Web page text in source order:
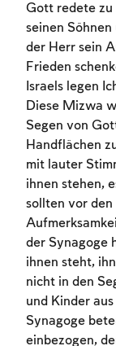
Gott redete zu
seinen Söhnen
der Herr sein
Frieden
Israels legen
Diese Mizwa
Segen von
Handflächen
mit lauter
ihnen stehen,
sollten vor
der Synagoge
ihnen steht,
nicht in den
und Kinder
Synagoge
einbezogen,